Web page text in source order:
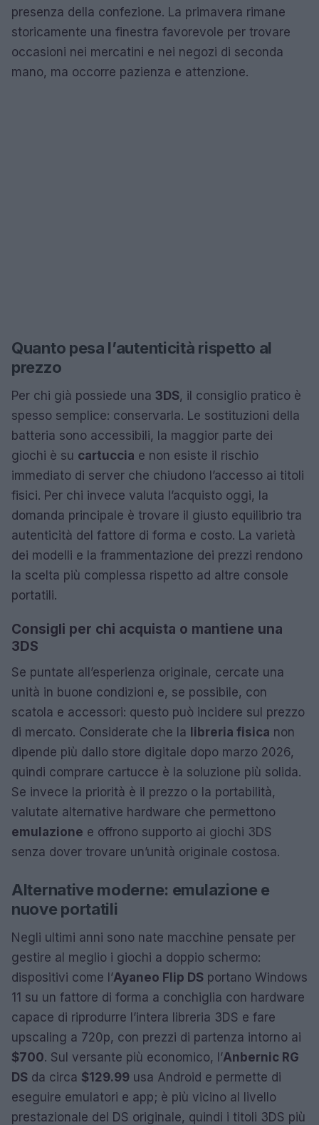
presenza della confezione. La primavera rimane
storicamente una finestra favorevole per trovare
occasioni nei mercatini e nei negozi di seconda
mano, ma occorre pazienza e attenzione.
Quanto pesa l’autenticità rispetto al
prezzo
Per chi già possiede una 3DS, il consiglio pratico è
spesso semplice: conservarla. Le sostituzioni della
batteria sono accessibili, la maggior parte dei
giochi è su cartuccia e non esiste il rischio
immediato di server che chiudono l’accesso ai titoli
fisici. Per chi invece valuta l’acquisto oggi, la
domanda principale è trovare il giusto equilibrio tra
autenticità del fattore di forma e costo. La varietà
dei modelli e la frammentazione dei prezzi rendono
la scelta più complessa rispetto ad altre console
portatili.
Consigli per chi acquista o mantiene una
3DS
Se puntate all’esperienza originale, cercate una
unità in buone condizioni e, se possibile, con
scatola e accessori: questo può incidere sul prezzo
di mercato. Considerate che la libreria fisica non
dipende più dallo store digitale dopo marzo 2026,
quindi comprare cartucce è la soluzione più solida.
Se invece la priorità è il prezzo o la portabilità,
valutate alternative hardware che permettono
emulazione e offrono supporto ai giochi 3DS
senza dover trovare un’unità originale costosa.
Alternative moderne: emulazione e
nuove portatili
Negli ultimi anni sono nate macchine pensate per
gestire al meglio i giochi a doppio schermo:
dispositivi come l’Ayaneo Flip DS portano Windows
11 su un fattore di forma a conchiglia con hardware
capace di riprodurre l’intera libreria 3DS e fare
upscaling a 720p, con prezzi di partenza intorno ai
$700. Sul versante più economico, l’Anbernic RG
DS da circa $129.99 usa Android e permette di
eseguire emulatori e app; è più vicino al livello
prestazionale del DS originale, quindi i titoli 3DS più